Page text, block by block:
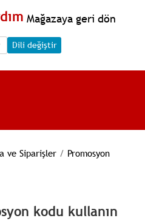
Mağazaya geri dön
Selection
Selection
Dili değiştir
ve Siparişler / Promosyon
kodu kullanın